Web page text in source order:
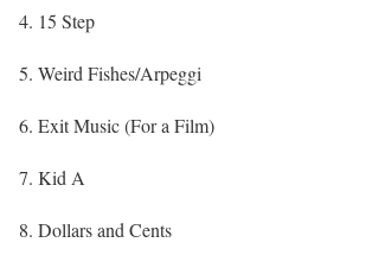
4. 15 Step
5. Weird Fishes/Arpeggi
6. Exit Music (For a Film)
7. Kid A
8. Dollars and Cents